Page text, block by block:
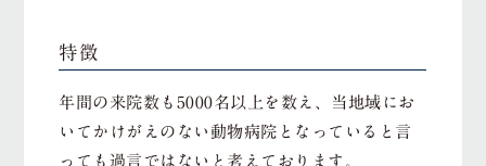
特徴
年間の来院数も5000名以上を数え、当地域にお
いてかけがえのない動物病院となっていると言
っても過言ではないと考えております。